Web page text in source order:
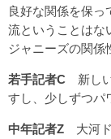
良好な関係を保っ
流ということはな
ジャニーズの関係
若手記者C 新し
すし、少しずつパ
中年記者Z 大河ド